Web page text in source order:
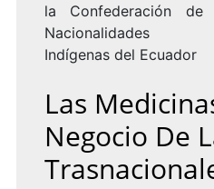
la Confederación de
Nacionalidades
Indígenas del Ecuador
Las
Negocio De